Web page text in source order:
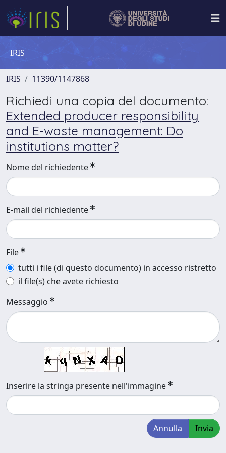
IRIS
IRIS 11390/1147868
Richiedi una copia del documento:
Extended producer responsibility
and E-waste management: Do
institutions matter?
Nome del richiedente
E-mail del richiedente
File
tutti i file (di questo documento) in accesso ristretto
il file(s) che avete richiesto
Messaggio
Inserire la stringa presente nell'immagine
Annulla Invia